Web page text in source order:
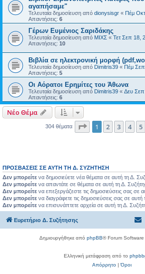
αγαπήσαμε"
Τελευταία δημοσίευση από dionysisgr « Πέμ
Απαντήσεις: 6
Γέρων Ευμένιος Σαριδάκης
Τελευταία δημοσίευση από ΜΙΧΣ « Τετ Σεπ 18,
Απαντήσεις: 10
Βιβλία σε ηλεκτρονική μορφή
Τελευταία δημοσίευση από Dimitris39 « Πέμ
Απαντήσεις: 5
Οι Αόρατοι Ερημίτες του Άθωνα
Τελευταία δημοσίευση από Dimitris39 « Δευ Σεπ
Απαντήσεις: 6
Νέο Θέμα
304 θέματα Σελίδα από13
1 2 3 4 5
ΠΡΟΣΒΆΣΕΙΣ ΣΕ ΑΥΤΉ ΤΗ Δ. ΣΥΖΉΤΗΣΗ
Δεν μπορείτε να δημοσιεύετε νέα θέματα σε αυτή τη Δ.
Δεν μπορείτε να απαντάτε σε θέματα σε αυτή τη Δ.
Δεν μπορείτε να επεξεργάζεστε τις δημοσιεύσεις σας σε
Δεν μπορείτε να διαγράφετε τις δημοσιεύσεις σας σε
Δεν μπορείτε να επισυνάπτετε αρχεία σε αυτή τη Δ.
Ευρετήριο Δ. Συζήτησης
Δημιουργήθηκε από phpBB® Forum
Ελληνική μετάφραση από το
Απόρρητο|Όροι